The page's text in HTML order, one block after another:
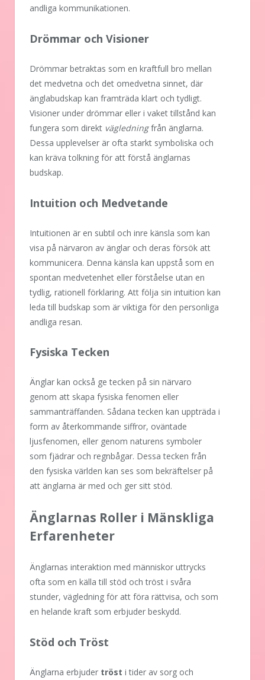
andliga kommunikationen.
Drömmar och Visioner
Drömmar betraktas som en kraftfull bro mellan
det medvetna och det omedvetna sinnet, där
änglabudskap kan framträda klart och tydligt.
Visioner under drömmar eller i vaket tillstånd kan
fungera som direkt vägledningfrån änglarna.
Dessa upplevelser är ofta starkt symboliska och
kan kräva tolkning för att förstå änglarnas
budskap.
Intuition och Medvetande
Intuitionen är en subtil och inre känsla som kan
visa på närvaron av änglar och deras försök att
kommunicera. Denna känsla kan uppstå som en
spontan medvetenhet eller förståelse utan en
tydlig, rationell förklaring. Att följa sin intuition kan
leda till budskap som är viktiga för den personliga
andliga resan.
Fysiska Tecken
Änglar kan också ge tecken på sin närvaro
genom att skapa fysiska fenomen eller
sammanträffanden. Sådana tecken kan uppträda i
form av återkommande siffror, oväntade
ljusfenomen, eller genom naturens symboler
som fjädrar och regnbågar. Dessa tecken från
den fysiska världen kan ses som bekräftelser på
att änglarna är med och ger sitt stöd.
Änglarnas Roller i Mänskliga
Erfarenheter
Änglarnas interaktion med människor uttrycks
ofta som en källa till stöd och tröst i svåra
stunder, vägledning för att föra rättvisa, och som
en helande kraft som erbjuder beskydd.
Stöd och Tröst
Änglarna erbjuder tröst i tider av sorg och